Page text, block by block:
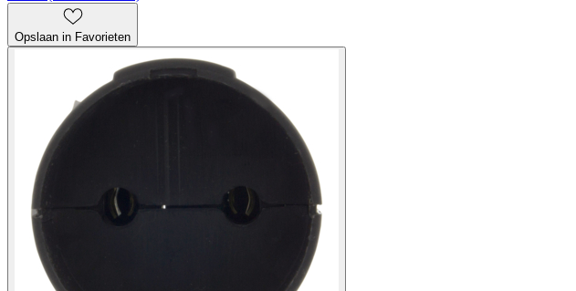
Opslaan in Favorieten